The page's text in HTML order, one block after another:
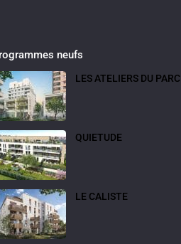
Fullscreen
neufs
LES ATELIERS DU PARC
QUIETUDE
LE CALISTE